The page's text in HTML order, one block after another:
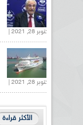
أكتوبر 28, 2021 |
أكتوبر 28, 2021 |
الأكثر قراءة